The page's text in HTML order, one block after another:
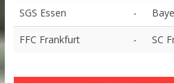
SGS Essen -
FFC Frankfurt - SC